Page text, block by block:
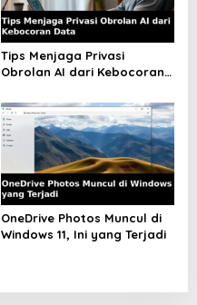
Tips Menjaga Privasi
Obrolan AI dari Kebocoran
OneDrive Photos Muncul di
Windows 11, Ini yang Terjadi